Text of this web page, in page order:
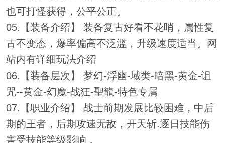
也可打怪获得，公平公正。
05.【装备介绍】 装备复古好看不花哨，属性复
古不变态，爆率偏高不泛滥，升级速度适当。网
站内有详细玩法介绍
06.【装备层次】 梦幻-浮幽-域类-暗黑-黄金-诅
咒--黄金-幻魔-战狂-聖龍-特色专属
07.【职业介绍】 战士前期发展比较困难，中后
期的王者，后期攻速无敌，开天斩.逐日技能伤
害受技能等级影响 。